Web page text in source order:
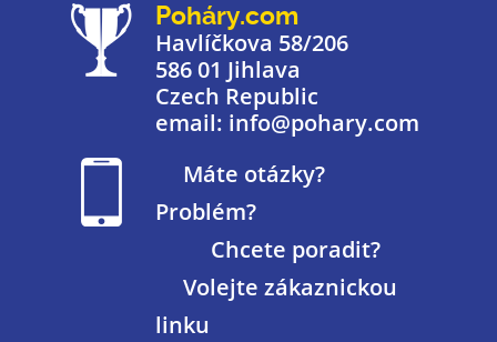
Poháry.com
Havlíčkova 58/206
586 01 Jihlava
Czech Republic
email: info@pohary.com
Máte otázky?
Problém?
Chcete poradit?
Volejte zákaznickou
linku